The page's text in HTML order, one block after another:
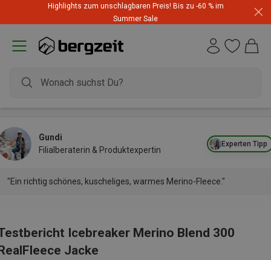
Highlights zum unschlagbaren Preis! Bis zu -60 % im
Summer Sale
Experten Tipp
Gundi
Filialberaterin & Produktexpertin
"Ein richtig schönes, kuscheliges, warmes Merino-Fleece."
Icebreaker Merino Blend 300
Jacke